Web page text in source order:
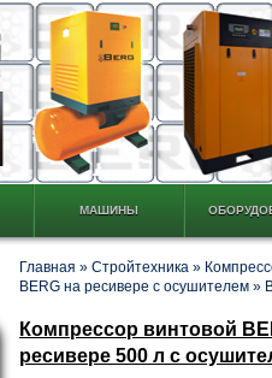
МАШИНЫ
Главная » Стройтехника »
BERG на ресивере с осушителем »
Компрессор винтовой
ресивере 500 л c